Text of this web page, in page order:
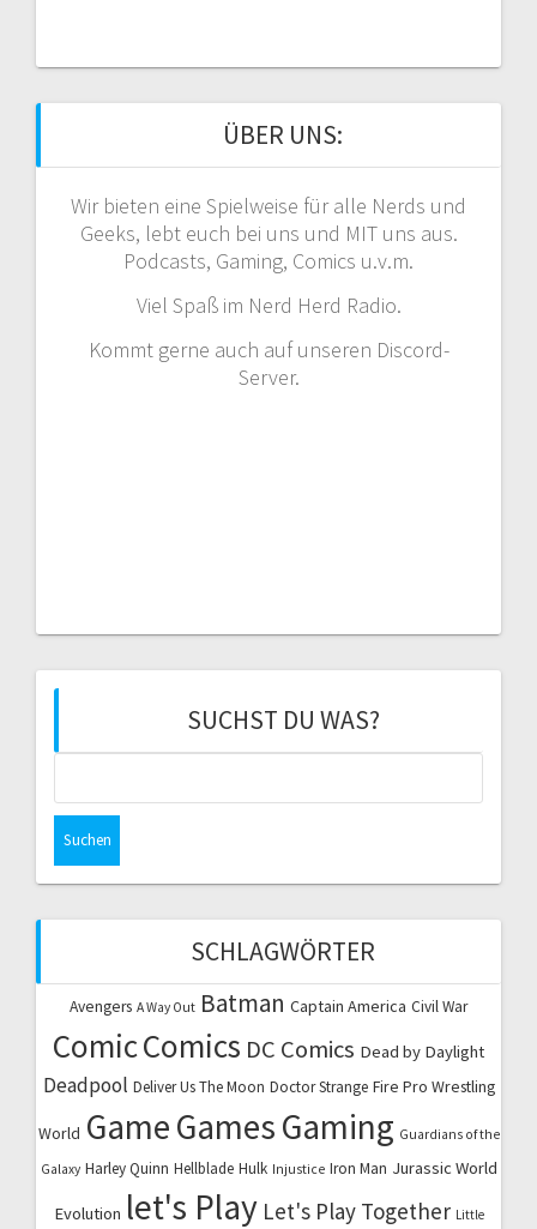
ÜBER UNS:
Wir bieten eine Spielweise für alle Nerds und
Geeks, lebt euch bei uns und MIT uns aus.
Podcasts, Gaming, Comics u.v.m.
Viel Spaß im Nerd Herd Radio.
Kommt gerne auch auf unseren Discord-
Server.
SUCHST DU WAS?
SCHLAGWÖRTER
Avengers A Way Out Batman Captain America Civil War
ComicComics DC Comics Dead by Daylight
Deadpool Deliver Us The Moon Doctor Strange Fire Pro Wrestling
World GameGamesGaming Guardians of the
Galaxy Harley Quinn Hellblade Hulk Injustice Iron Man Jurassic World
Evolution let's Play Let's Play Together Little